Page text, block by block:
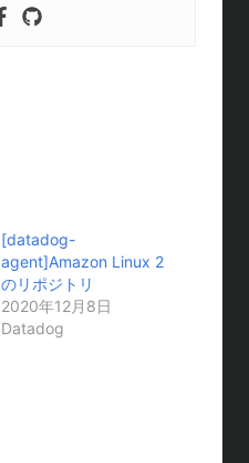
[datadog-
agent]Amazon Linux 2
のリポジトリ
2020年12月8日
Datadog